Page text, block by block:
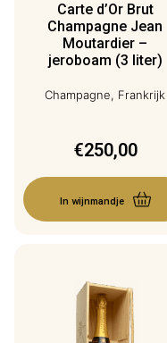
Carte d’Or Brut
Champagne Jean
Moutardier –
jeroboam (3 liter)
Champagne, Frankrijk
€250,00
In wijnmandje